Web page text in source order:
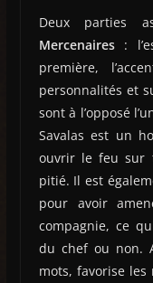
Deux parties
Mercenaires:
première,
personnalités et
sont à l’opposé
Savalas est un
ouvrir le feu sur
pitié. Il est
pour avoir
compagnie, ce
du chef ou non.
mots, favorise